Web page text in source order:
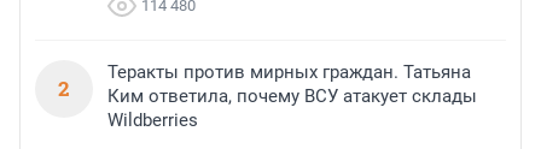
114 480
2
Теракты против мирных граждан. Татьяна
Ким ответила, почему ВСУ атакует склады
Wildberries